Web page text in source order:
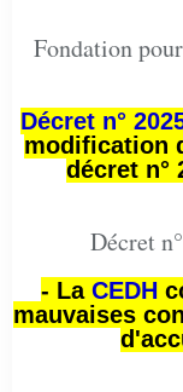
Fondation
Décret n°
modification
décret n°
Décret
- La CEDH
mauvaises